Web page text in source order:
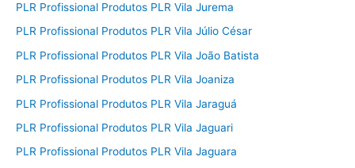
PLR Profissional Produtos PLR Vila Jurema
PLR Profissional Produtos PLR Vila Júlio César
PLR Profissional Produtos PLR Vila João Batista
PLR Profissional Produtos PLR Vila Joaniza
PLR Profissional Produtos PLR Vila Jaraguá
PLR Profissional Produtos PLR Vila Jaguari
PLR Profissional Produtos PLR Vila Jaguara